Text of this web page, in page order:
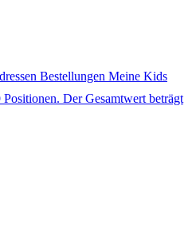
Bestellungen Meine Kids
Der Gesamtwert beträgt